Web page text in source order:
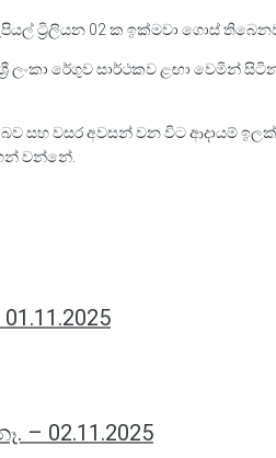
ට්‍රිලියන 02 ක ඉක්මවා ගොස්
ලංකා රේගුව සාර්ථකව ළඟා වෙමින්
සහ වසර අවසන් වන විට ආදායම්
වන්නේ.
02.11.2025